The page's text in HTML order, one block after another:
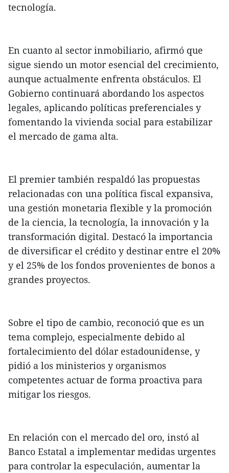
tecnología.
En cuanto al sector inmobiliario, afirmó que
sigue siendo un motor esencial del crecimiento,
aunque actualmente enfrenta obstáculos. El
Gobierno continuará abordando los aspectos
legales, aplicando políticas preferenciales y
fomentando la vivienda social para estabilizar
el mercado de gama alta.
El premier también respaldó las propuestas
relacionadas con una política fiscal expansiva,
una gestión monetaria flexible y la promoción
de la ciencia, la tecnología, la innovación y la
transformación digital. Destacó la importancia
de diversificar el crédito y destinar entre el 20%
y el 25% de los fondos provenientes de bonos a
grandes proyectos.
Sobre el tipo de cambio, reconoció que es un
tema complejo, especialmente debido al
fortalecimiento del dólar estadounidense, y
pidió a los ministerios y organismos
competentes actuar de forma proactiva para
mitigar los riesgos.
En relación con el mercado del oro, instó al
Banco Estatal a implementar medidas urgentes
para controlar la especulación, aumentar la